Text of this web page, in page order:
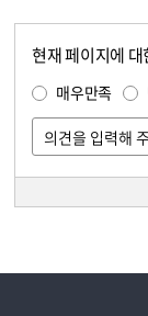
현재 페이지에
매우만족